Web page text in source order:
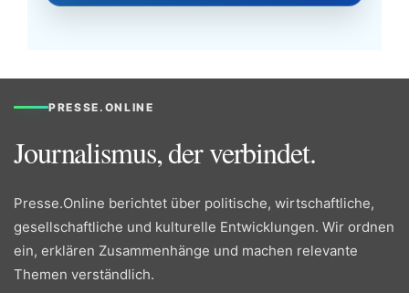
PRESSE.ONLINE
Journalismus, der verbindet.
Presse.Online berichtet über politische, wirtschaftliche,
gesellschaftliche und kulturelle Entwicklungen. Wir ordnen
ein, erklären Zusammenhänge und machen relevante
Themen verständlich.